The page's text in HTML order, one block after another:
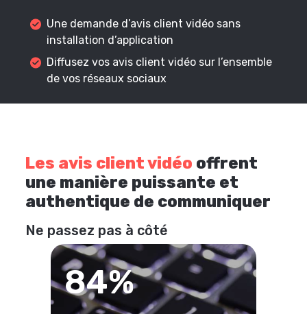
Une demande d’avis client vidéo sans
installation d’application
Diffusez vos avis client vidéo sur l’ensemble
de vos réseaux sociaux
Les avis client vidéo offrent
une manière puissante et
authentique de communiquer
Ne passez pas à côté
84%